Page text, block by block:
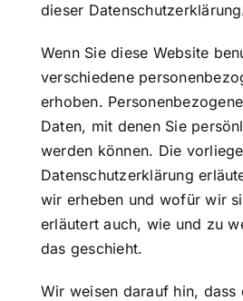
dieser
Wenn Sie diese Website
verschiedene
erhoben.
Daten, mit denen Sie
werden können. Die
Datenschutzerklärung
wir erheben und wofür wir
erläutert auch, wie und zu
das geschieht.
Wir weisen darauf hin, dass